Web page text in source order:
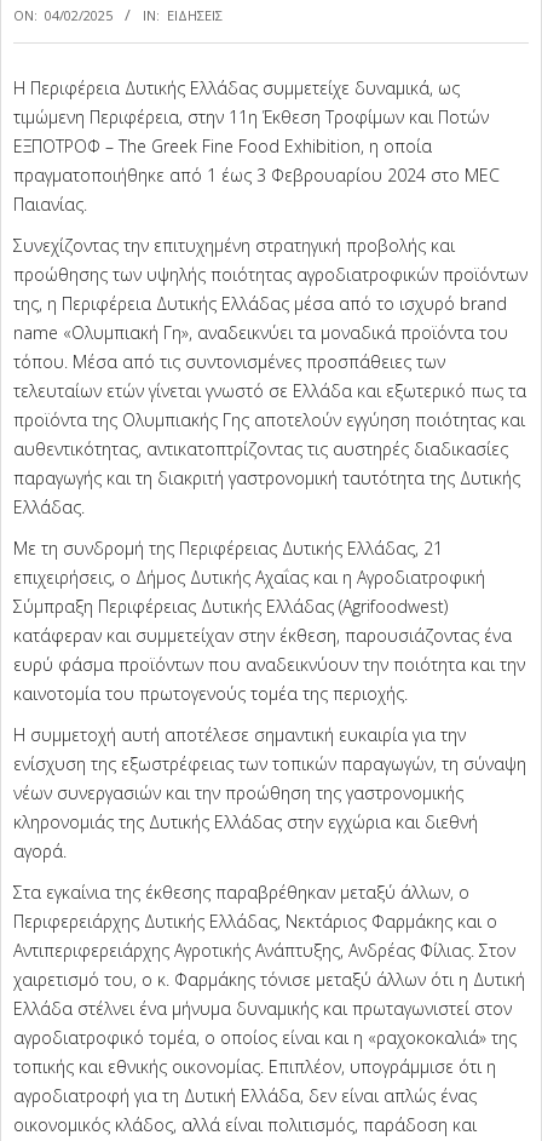
ON: 04/02/2025 IN: ΕΙΔΗΣΕΙΣ
Η Περιφέρεια Δυτικής Ελλάδας συμμετείχε δυναμικά, ως
τιμώμενη Περιφέρεια, στην 11η Έκθεση Τροφίμων και Ποτών
ΕΞΠΟΤΡΟΦ – The Greek Fine Food Exhibition, η οποία
πραγματοποιήθηκε από 1 έως 3 Φεβρουαρίου 2024 στο MEC
Παιανίας.
Συνεχίζοντας την επιτυχημένη στρατηγική προβολής και
προώθησης των υψηλής ποιότητας αγροδιατροφικών προϊόντων
της, η Περιφέρεια Δυτικής Ελλάδας μέσα από το ισχυρό brand
name «Ολυμπιακή Γη», αναδεικνύει τα μοναδικά προϊόντα του
τόπου. Μέσα από τις συντονισμένες προσπάθειες των
τελευταίων ετών γίνεται γνωστό σε Ελλάδα και εξωτερικό πως τα
προϊόντα της Ολυμπιακής Γης αποτελούν εγγύηση ποιότητας και
αυθεντικότητας, αντικατοπτρίζοντας τις αυστηρές διαδικασίες
παραγωγής και τη διακριτή γαστρονομική ταυτότητα της Δυτικής
Ελλάδας.
Με τη συνδρομή της Περιφέρειας Δυτικής Ελλάδας, 21
επιχειρήσεις, ο Δήμος Δυτικής Αχαΐας και η Αγροδιατροφική
Σύμπραξη Περιφέρειας Δυτικής Ελλάδας (Agrifoodwest)
κατάφεραν και συμμετείχαν στην έκθεση, παρουσιάζοντας ένα
ευρύ φάσμα προϊόντων που αναδεικνύουν την ποιότητα και την
καινοτομία του πρωτογενούς τομέα της περιοχής.
Η συμμετοχή αυτή αποτέλεσε σημαντική ευκαιρία για την
ενίσχυση της εξωστρέφειας των τοπικών παραγωγών, τη σύναψη
νέων συνεργασιών και την προώθηση της γαστρονομικής
κληρονομιάς της Δυτικής Ελλάδας στην εγχώρια και διεθνή
αγορά.
Στα εγκαίνια της έκθεσης παραβρέθηκαν μεταξύ άλλων, ο
Περιφερειάρχης Δυτικής Ελλάδας, Νεκτάριος Φαρμάκης και ο
Αντιπεριφερειάρχης Αγροτικής Ανάπτυξης, Ανδρέας Φίλιας. Στον
χαιρετισμό του, ο κ. Φαρμάκης τόνισε μεταξύ άλλων ότι η Δυτική
Ελλάδα στέλνει ένα μήνυμα δυναμικής και πρωταγωνιστεί στον
αγροδιατροφικό τομέα, ο οποίος είναι και η «ραχοκοκαλιά» της
τοπικής και εθνικής οικονομίας. Επιπλέον, υπογράμμισε ότι η
αγροδιατροφή για τη Δυτική Ελλάδα, δεν είναι απλώς ένας
οικονομικός κλάδος, αλλά είναι πολιτισμός, παράδοση και